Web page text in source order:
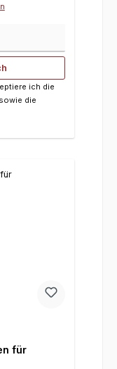
ich die
sowie die
für